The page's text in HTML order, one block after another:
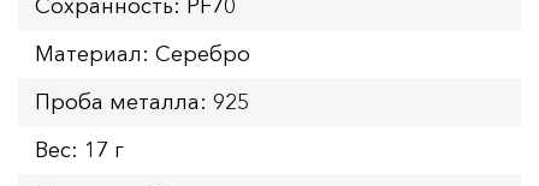
Сохранность: PF70
Материал: Серебро
Проба металла: 925
Вес: 17 г